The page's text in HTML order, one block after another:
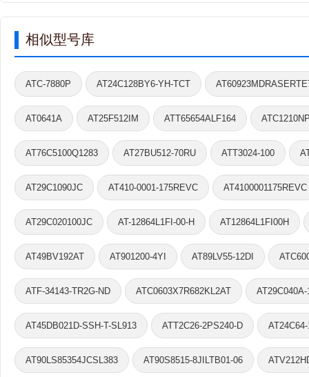
相似型号库
ATC-7880P AT24C128BY6-YH-TCT
AT0641A AT25F512IM ATT65654ALF164
AT76C5100Q1283 AT27BU512-70RU ATT3024-100
AT29C1090JC AT410-0001-175REVC AT4100001175REVC
AT29C020100JC AT-12864L1FI-00-H AT12864L1FI00H
AT49BV192AT AT901200-4YI AT89LV55-12DI
ATF-34143-TR2G-ND ATC0603X7R682KL2AT
AT45DB021D-SSH-T-SL913 ATT2C26-2PS240-D
AT90LS85354JCSL383 AT90S8515-8JILTB01-06